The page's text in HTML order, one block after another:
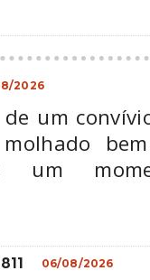
2026
um
um
06/08/2026